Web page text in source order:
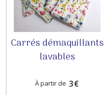
Carrés démaquillants
lavables
À partir de 3€